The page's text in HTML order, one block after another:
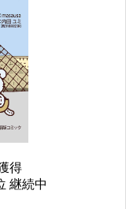
得
継続中